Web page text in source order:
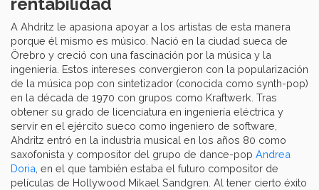
rentabilidad
A Ahdritz le apasiona apoyar a los artistas de esta manera
porque él mismo es músico. Nació en la ciudad sueca de
Örebro y creció con una fascinación por la música y la
ingeniería. Estos intereses convergieron con la popularización
de la música pop con sintetizador (conocida como synth-pop)
en la década de 1970 con grupos como Kraftwerk. Tras
obtener su grado de licenciatura en ingeniería eléctrica y
servir en el ejército sueco como ingeniero de software,
Ahdritz entró en la industria musical en los años 80 como
saxofonista y compositor del grupo de dance-pop Andrea
Doria , en el que también estaba el futuro compositor de
películas de Hollywood Mikael Sandgren. Al tener cierto éxito